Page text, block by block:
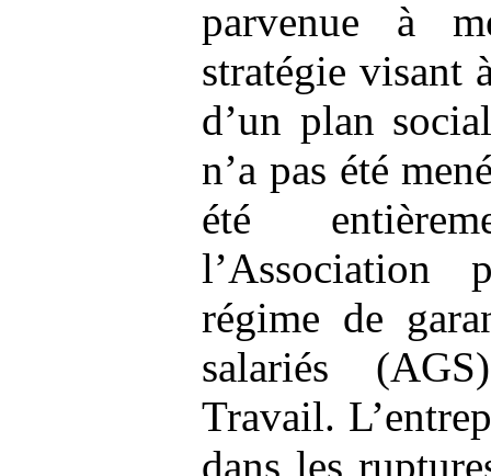
parvenue à
stratégie visant
d’un plan
n’a pas été
été
régime de
salariés
Travail.
dans les